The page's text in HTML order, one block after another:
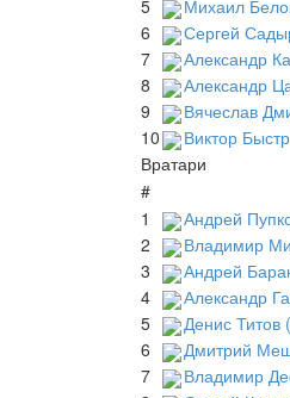
5
Михаил
6
Сергей
7
Александр
8
Александр
9
Вячеслав
10
Виктор
Вратари
#
1
Андрей
2
Владимир
3
Андрей
4
Александр
5
Денис
6
Дмитрий
7
Владимир